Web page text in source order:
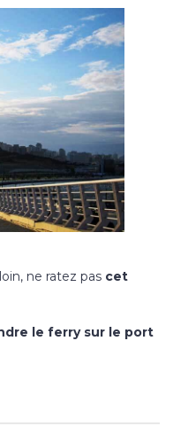
ne ratez pas cet
le ferry sur le port